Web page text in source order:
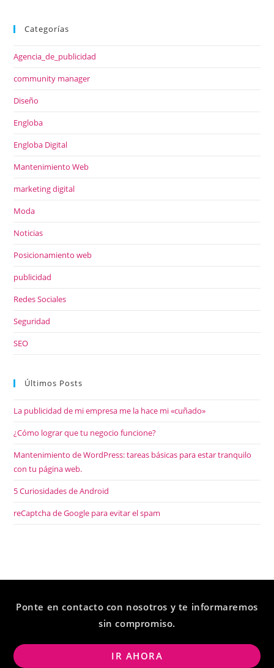
Categorías
Agencia_de_publicidad
community manager
Diseño
Engloba
Engloba Digital
Mantenimiento Web
marketing digital
Moda
Noticias
Posicionamiento web
publicidad
Redes Sociales
Seguridad
SEO
Últimos Posts
La publicidad de mi empresa me la hace mi «cuñado»
¿Cómo lograr que tu negocio funcione?
Mantenimiento de WordPress: tareas básicas para estar tranquilo
con tu página web.
5 Curiosidades de Android
reCaptcha de Google para evitar el spam
Ponte en contacto con nosotros y te informaremos
sin compromiso.
IR AHORA